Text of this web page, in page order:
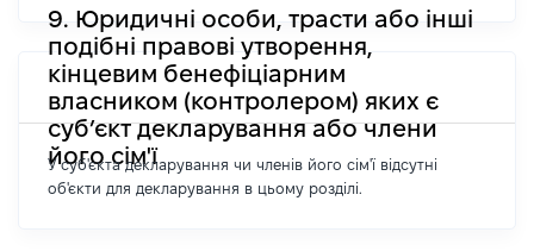
9. Юридичні особи, трасти або інші
подібні правові утворення,
кінцевим бенефіціарним
власником (контролером) яких є
суб’єкт декларування або члени
його сім'ї
У суб'єкта декларування чи членів його сім'ї відсутні
об'єкти для декларування в цьому розділі.